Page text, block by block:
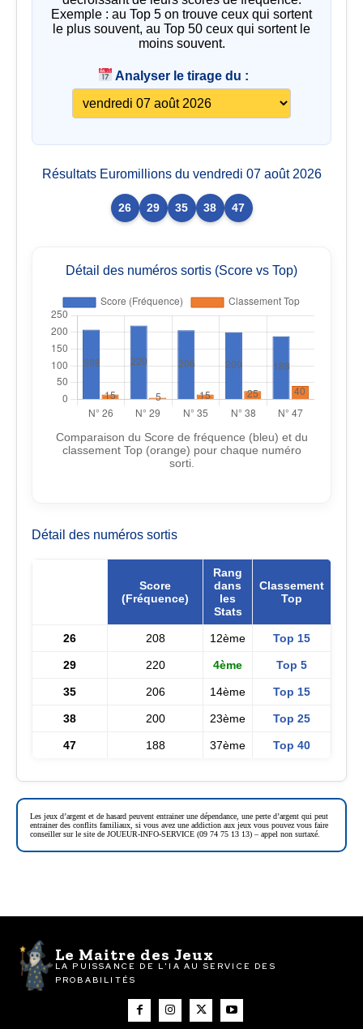
Exemple : au Top 5 on trouve ceux qui sortent
le plus souvent, au Top 50 ceux qui sortent le
moins souvent.
Analyser le tirage du :
Résultats Euromillions du vendredi 07 août 2026
26 29 35 38 47
Détail des numéros sortis (Score vs Top)
Comparaison du Score de fréquence (bleu) et du
classement Top (orange) pour chaque numéro
sorti.
Détail des numéros sortis
Score
(Fréquence)
Rang
dans
les
Stats
Classement
Top
26 208 12ème Top 15
29 220 4ème Top 5
35 206 14ème Top 15
38 200 23ème Top 25
47 188 37ème Top 40
Les jeux d’argent et de hasard peuvent entrainer une dépendance, une perte d’argent qui peut
entrainer des conflits familiaux, si vous avez une addiction aux jeux vous pouvez vous faire
conseiller sur le site de JOUEUR-INFO-SERVICE (09 74 75 13 13) – appel non surtaxé.
Le Maitre des Jeux
LA PUISSANCE DE L'IA AU SERVICE DES
PROBABILITÉS